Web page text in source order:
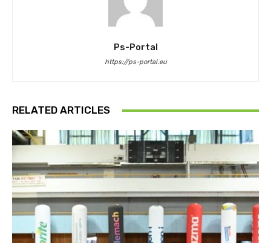
Ps-Portal
https://ps-portal.eu
RELATED ARTICLES